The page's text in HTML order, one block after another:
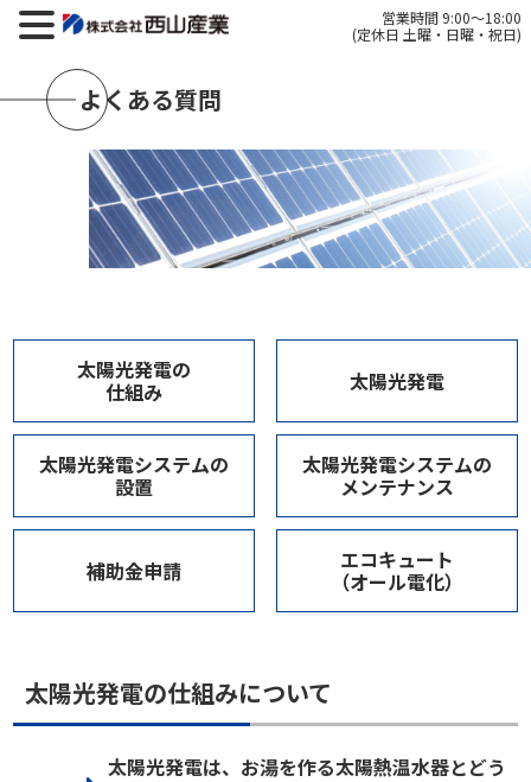
営業時間 9:00～18:00
(定休日 土曜・日曜・祝日)
よくある質問
太陽光発電の
仕組み 太陽光発電
太陽光発電システムの
設置
太陽光発電システムの
メンテナンス
補助金申請 エコキュート
（オール電化）
太陽光発電の仕組みについて
太陽光発電は、お湯を作る太陽熱温水器とどう